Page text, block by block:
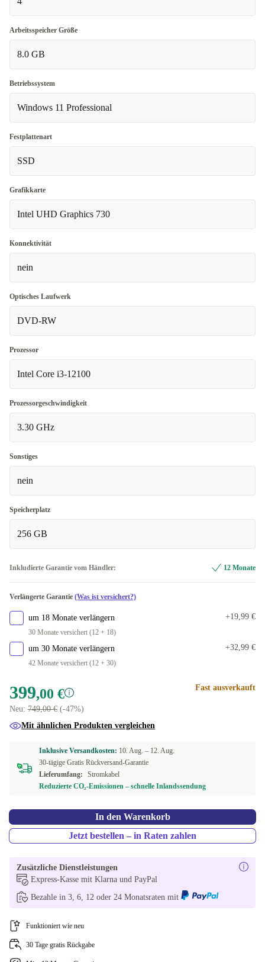
Arbeitsspeicher Größe
8.0 GB
Betriebssystem
Windows 11 Professional
Festplattenart
SSD
Grafikkarte
Intel UHD Graphics 730
Konnektivität
nein
Optisches Laufwerk
DVD-RW
Prozessor
Intel Core i3-12100
Prozessorgeschwindigkeit
3.30 GHz
Sonstiges
nein
Speicherplatz
256 GB
Inkludierte Garantie vom Händler: 12 Monate
Verlängerte Garantie (Was ist versichert?)
um 18 Monate verlängern
30 Monate versichert (12 + 18)
+19,99 €
um 30 Monate verlängern
42 Monate versichert (12 + 30)
+32,99 €
399,00 €
Neu: 749,00 € (-47%)
Fast ausverkauft
Mit ähnlichen Produkten vergleichen
Inklusive Versandkosten: 10. Aug. – 12. Aug.
30-tägige Gratis Rückversand-Garantie
Lieferumfang:
Stromkabel
Reduzierte CO₂-Emissionen – schnelle Inlandssendung
In den Warenkorb
Jetzt bestellen – in Raten zahlen
Zusätzliche Dienstleistungen
Express-Kasse mit Klarna und PayPal
Bezahle in 3, 6, 12 oder 24 Monatsraten mit
Funktioniert wie neu
30 Tage gratis Rückgabe